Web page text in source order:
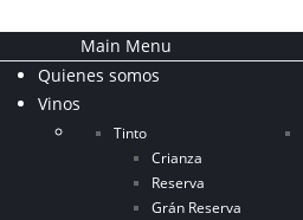
Main Menu
Quienes somos
Vinos
Tinto
Crianza
Reserva
Grán Reserva